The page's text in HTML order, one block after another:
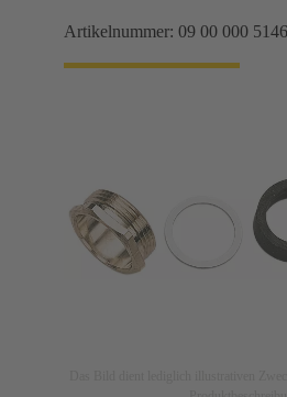
Artikelnummer: 09 00 000 5146